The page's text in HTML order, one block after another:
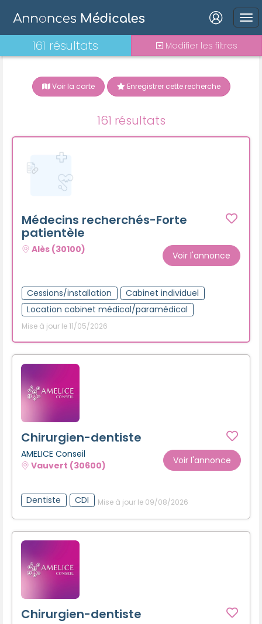
Connexion
Connexion
Se connecter avec LinkedIn
Inscrivez-vous en un clic !
161 résultats Modifier les filtres
Voir la carte Enregistrer cette recherche
161 résultats
Médecins recherchés-Forte
patientèle
Alès (30100)
Voir l'annonce
Cessions/installation
Cabinet individuel
Location cabinet médical/paramédical
Mise à jour le 11/05/2026
Chirurgien-dentiste
AMELICE Conseil
Vauvert (30600)
Voir l'annonce
Dentiste CDI Mise à jour le 09/08/2026
Chirurgien-dentiste